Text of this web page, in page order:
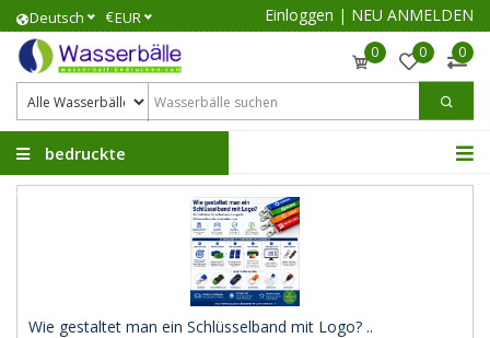
Deutsch €EUR Einloggen | NEU ANMELDEN
0 0 0
bedruckte
Wasserbälle
Wie gestaltet man ein Schlüsselband mit Logo? ..